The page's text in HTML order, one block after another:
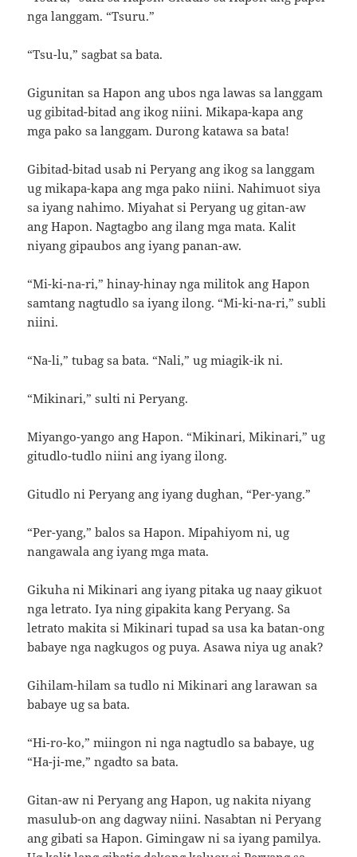
nga langgam. “Tsuru.”
“Tsu-lu,” sagbat sa bata.
Gigunitan sa Hapon ang ubos nga lawas sa langgam
ug gibitad-bitad ang ikog niini. Mikapa-kapa ang
mga pako sa langgam. Durong katawa sa bata!
Gibitad-bitad usab ni Peryang ang ikog sa langgam
ug mikapa-kapa ang mga pako niini. Nahimuot siya
sa iyang nahimo. Miyahat si Peryang ug gitan-aw
ang Hapon. Nagtagbo ang ilang mga mata. Kalit
niyang gipaubos ang iyang panan-aw.
“Mi-ki-na-ri,” hinay-hinay nga militok ang Hapon
samtang nagtudlo sa iyang ilong. “Mi-ki-na-ri,” subli
niini.
“Na-li,” tubag sa bata. “Nali,” ug miagik-ik ni.
“Mikinari,” sulti ni Peryang.
Miyango-yango ang Hapon. “Mikinari, Mikinari,” ug
gitudlo-tudlo niini ang iyang ilong.
Gitudlo ni Peryang ang iyang dughan, “Per-yang.”
“Per-yang,” balos sa Hapon. Mipahiyom ni, ug
nangawala ang iyang mga mata.
Gikuha ni Mikinari ang iyang pitaka ug naay gikuot
nga letrato. Iya ning gipakita kang Peryang. Sa
letrato makita si Mikinari tupad sa usa ka batan-ong
babaye nga nagkugos og puya. Asawa niya ug anak?
Gihilam-hilam sa tudlo ni Mikinari ang larawan sa
babaye ug sa bata.
“Hi-ro-ko,” miingon ni nga nagtudlo sa babaye, ug
“Ha-ji-me,” ngadto sa bata.
Gitan-aw ni Peryang ang Hapon, ug nakita niyang
masulub-on ang dagway niini. Nasabtan ni Peryang
ang gibati sa Hapon. Gimingaw ni sa iyang pamilya.